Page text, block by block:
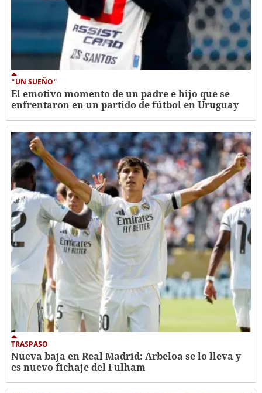
"UN SUEÑO"
El emotivo momento de un padre e hijo que se
enfrentaron en un partido de fútbol en Uruguay
TRASPASO
Nueva baja en Real Madrid: Arbeloa se lo lleva y
es nuevo fichaje del Fulham